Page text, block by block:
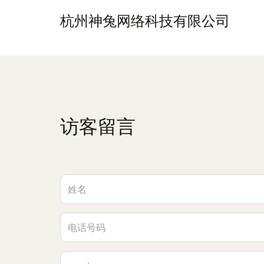
杭州神兔网络科技有限公司
访客留言